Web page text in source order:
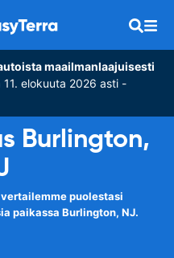
maailmanlaajuisesti
elokuuta 2026 asti -
Burlington,
puolestasi
paikassa Burlington, NJ.